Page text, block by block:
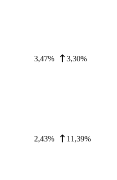
3,47% 3,30%
2,43% 11,39%